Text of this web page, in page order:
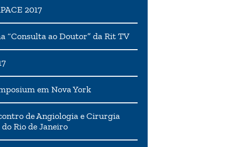
2017
“Consulta ao Doutor” da Rit TV
em Nova York
de Angiologia e Cirurgia
Rio de Janeiro